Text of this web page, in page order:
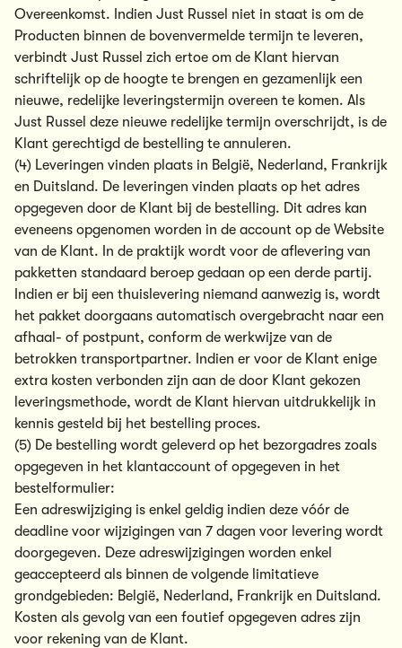
Overeenkomst. Indien Just Russel niet in staat is om de
Producten binnen de bovenvermelde termijn te leveren,
verbindt Just Russel zich ertoe om de Klant hiervan
schriftelijk op de hoogte te brengen en gezamenlijk een
nieuwe, redelijke leveringstermijn overeen te komen. Als
Just Russel deze nieuwe redelijke termijn overschrijdt, is de
Klant gerechtigd de bestelling te annuleren.
(4) Leveringen vinden plaats in België, Nederland, Frankrijk
en Duitsland. De leveringen vinden plaats op het adres
opgegeven door de Klant bij de bestelling. Dit adres kan
eveneens opgenomen worden in de account op de Website
van de Klant. In de praktijk wordt voor de aflevering van
pakketten standaard beroep gedaan op een derde partij.
Indien er bij een thuislevering niemand aanwezig is, wordt
het pakket doorgaans automatisch overgebracht naar een
afhaal- of postpunt, conform de werkwijze van de
betrokken transportpartner. Indien er voor de Klant enige
extra kosten verbonden zijn aan de door Klant gekozen
leveringsmethode, wordt de Klant hiervan uitdrukkelijk in
kennis gesteld bij het bestelling proces.
(5) De bestelling wordt geleverd op het bezorgadres zoals
opgegeven in het klantaccount of opgegeven in het
bestelformulier:
Een adreswijziging is enkel geldig indien deze vóór de
deadline voor wijzigingen van 7 dagen voor levering wordt
doorgegeven. Deze adreswijzigingen worden enkel
geaccepteerd als binnen de volgende limitatieve
grondgebieden: België, Nederland, Frankrijk en Duitsland.
Kosten als gevolg van een foutief opgegeven adres zijn
voor rekening van de Klant.